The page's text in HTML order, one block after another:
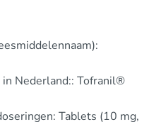
in Nederland:: Tofranil®
Tablets (10 mg,